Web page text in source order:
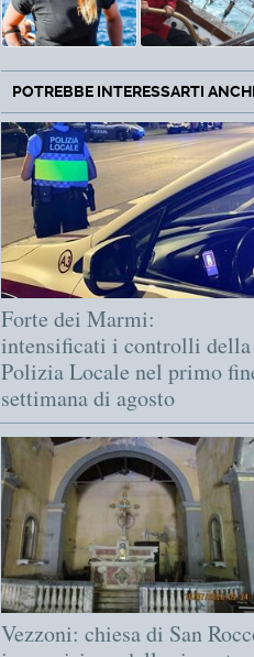
POTREBBE INTERESSARTI
Forte dei Marmi:
intensificati i controlli della
Polizia Locale nel primo
settimana di agosto
Vezzoni: chiesa di San